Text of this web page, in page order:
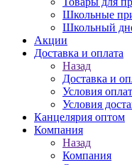
Школьные
Школьный
Акции
Доставка и оплата
Назад
Доставка и
Условия
Условия
Канцелярия оптом
Компания
Назад
Компания